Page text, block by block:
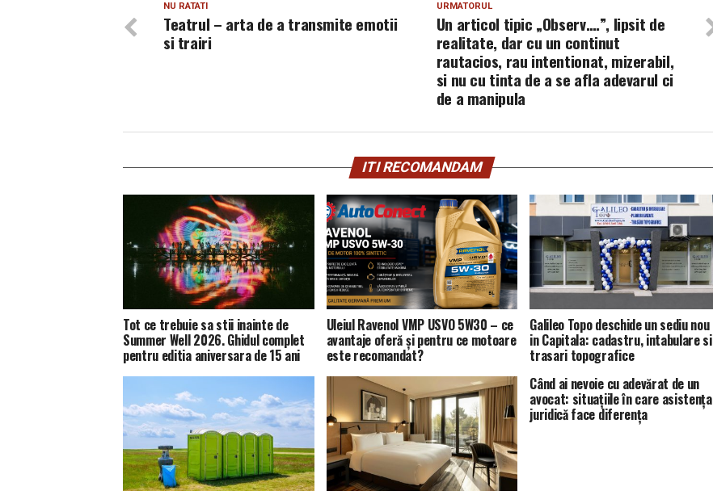
URMATORUL
Un articol tipic „Observ….”, lipsit de
realitate, dar cu un continut
rautacios, rau intentionat, mizerabil,
si nu cu tinta de a se afla adevarul ci
de a manipula
NU RATATI
Teatrul – arta de a transmite emotii
si trairi
ITI RECOMANDAM
Tot ce trebuie sa stii inainte de
Summer Well 2026. Ghidul complet
pentru editia aniversara de 15 ani
Uleiul Ravenol VMP USVO 5W30 – ce
avantaje oferă și pentru ce motoare
este recomandat?
Galileo Topo deschide un sediu nou
in Capitala: cadastru, intabulare si
trasari topografice
Când ai nevoie cu adevărat de un
avocat: situațiile în care asistența
juridică face diferența